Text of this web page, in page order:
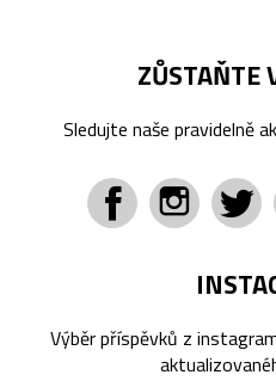
ZŮSTAŇTE
Sledujte naše pravidelně
Výběr příspěvků z